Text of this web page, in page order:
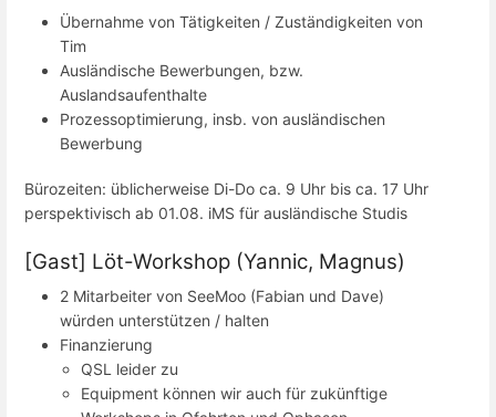
Übernahme von Tätigkeiten / Zuständigkeiten von
Tim
Ausländische Bewerbungen, bzw.
Auslandsaufenthalte
Prozessoptimierung, insb. von ausländischen
Bewerbung
Bürozeiten: üblicherweise Di-Do ca. 9 Uhr bis ca. 17 Uhr
perspektivisch ab 01.08. iMS für ausländische Studis
[Gast] Löt-Workshop (Yannic, Magnus)
2 Mitarbeiter von SeeMoo (Fabian und Dave)
würden unterstützen / halten
Finanzierung
QSL leider zu
Equipment können wir auch für zukünftige